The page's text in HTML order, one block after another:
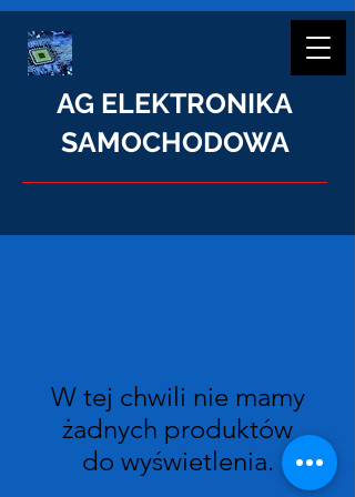
AG ELEKTRONIKA
SAMOCHODOWA
W tej chwili nie mamy
żadnych produktów
do wyświetlenia.